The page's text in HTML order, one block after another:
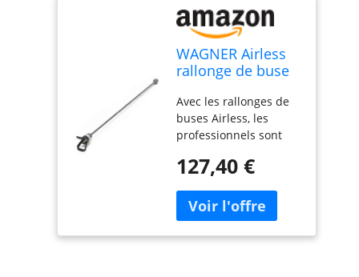
WAGNER Airless
rallonge de buse
Accessoires pour
pulvérisateur de
Peinture
Avec les rallonges de
buses Airless, les
professionnels sont
pour chaque domaine
à tous les pistolets
airless Les rallonges
de buse augmentent
127,40 €